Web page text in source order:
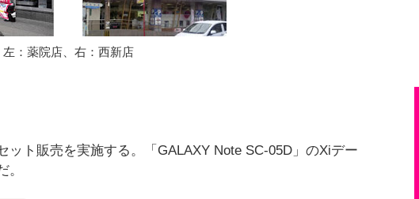
左：薬院店、右：西新店
ット販売を実施する。「GALAXY Note SC-05D」のXiデー